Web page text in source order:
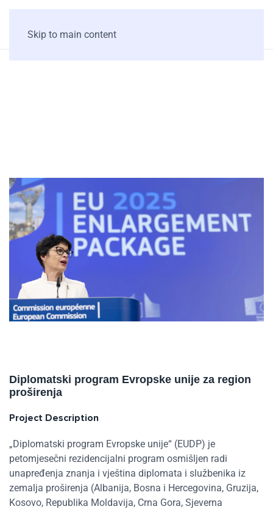
Skip to main content
Diplomatski program Evropske unije za region
proširenja
Project Description
„Diplomatski program Evropske unije“ (EUDP) je
petomjesečni rezidencijalni program osmišljen radi
unapređenja znanja i vještina diplomata i službenika iz
zemalja proširenja (Albanija, Bosna i Hercegovina, Gruzija,
Kosovo, Republika Moldavija, Crna Gora, Sjeverna